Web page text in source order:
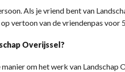
Als je vriend bent van
vertoon van de vriendenpas voor
Overijssel?
om het werk van Landschap